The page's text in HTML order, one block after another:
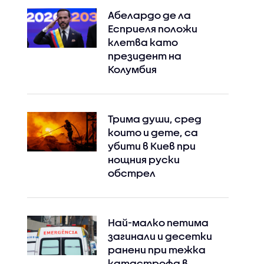
Абелардо де ла
Есприеля положи
клетва като
президент на
Колумбия
Трима души, сред
които и дете, са
убити в Киев при
нощния руски
обстрел
Най-малко петима
загинали и десетки
ранени при тежка